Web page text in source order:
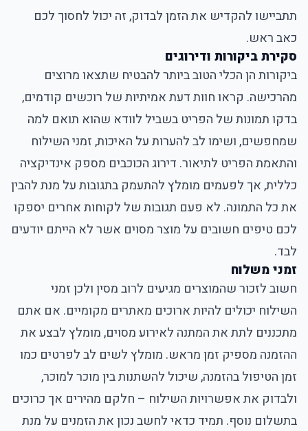
תתביישו להקדיש את הזמן לבדוק, זה יכול לחסוך לכם
כאב ראש.
סקירת ביקורות ודירוגים
ביקורות הן הכלי הטוב ביותר להבטיח שתצאו מרוצים
מהרכישה. קראו חוות דעת אמיתיות של רוכשים קודמים,
בדקו תמונות של הפריט בשביל לוודא שהוא תואם למה
שמחפשים, ושימו לב להערות על האיכות, זמני השילוח
והתאמת הפריט לתיאור. דירוג הכוכבים מספק אינדיקציה
כללית, אך לפעמים מומלץ להתעמק בתגובות על מנת להבין
את כל התמונה. לא פעם תגובות של לקוחות אחרים יספקו
לכם טיפים חשובים על מוצר מסוים אשר לא הייתם יודעים
לבד.
זמני משלוח
חשוב לזכור שהמוצרים מגיעים לרוב מסין ולכן זמני
השילוח יכולים להיות ארוכים מאתרים מקומיים. אם אתם
מתכננים לתת את המתנה לאירוע מסוים, מומלץ לבצע את
ההזמנה מספיק זמן מראש. מומלץ לשים לב לפרטים כמו
זמן הטיפול בהזמנה, שיכול להשתנות בין מוכר למוכר,
ולבדוק את אפשרויות השילוח – חלקם מהירים אך כרוכים
בתשלום נוסף. תמיד כדאי לחשב נכון את הזמנים על מנת